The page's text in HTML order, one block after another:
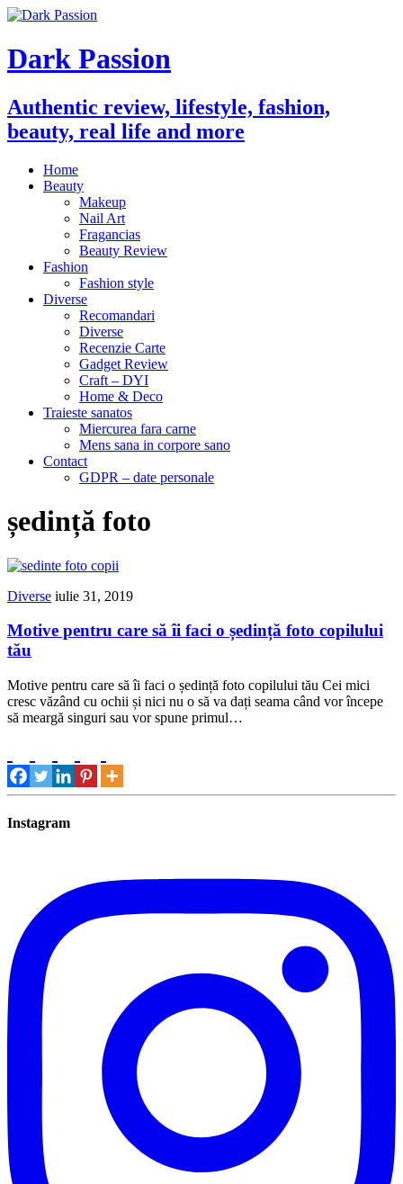
Dark Passion
Authentic review, lifestyle, fashion,
beauty, real life and more
Home
Beauty
Makeup
Nail Art
Fragancias
Beauty Review
Fashion
Fashion style
Diverse
Recomandari
Diverse
Recenzie Carte
Gadget Review
Craft – DYI
Home & Deco
Traieste sanatos
Miercurea fara carne
Mens sana in corpore sano
Contact
GDPR – date personale
ședință foto
Diverse iulie 31, 2019
Motive pentru care să îi faci o ședință foto copilului
tău
Motive pentru care să îi faci o ședință foto copilului tău Cei mici
cresc văzând cu ochii și nici nu o să va dați seama când vor începe
să meargă singuri sau vor spune primul…
Instagram